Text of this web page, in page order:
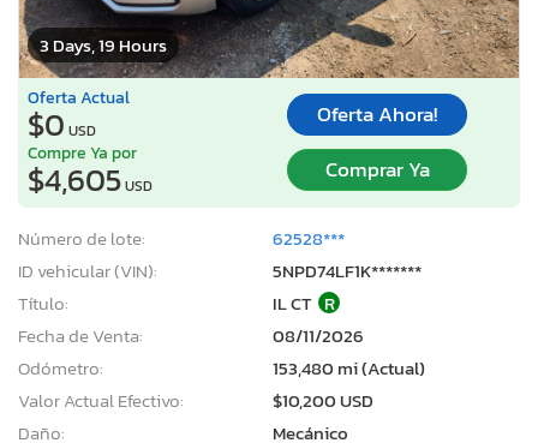
3 Days, 19 Hours
Oferta Actual
$0 USD
Oferta Ahora!
Compre Ya por
$4,605USD
Comprar Ya
Número de lote:
62528***
ID vehicular (VIN):
5NPD74LF1K*******
Título:
IL CT R
Fecha de Venta:
08/11/2026
Odómetro:
153,480 mi (Actual)
Valor Actual Efectivo:
$10,200 USD
Daño:
Mecánico